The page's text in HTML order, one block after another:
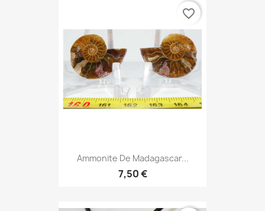
Ammonite De Madagascar...
7,50 €
favorite_border